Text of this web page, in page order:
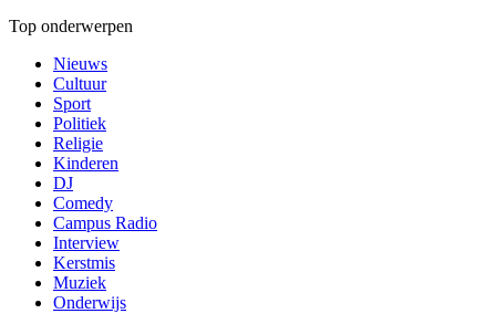
Top onderwerpen
Nieuws
Cultuur
Sport
Politiek
Religie
Kinderen
DJ
Comedy
Campus Radio
Interview
Kerstmis
Muziek
Onderwijs